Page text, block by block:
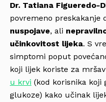
Dr. Tatiana Figueredo-
povremeno preskakanje
nuspojave, ali
učinkovitost lijeka. S
simptomi poput
koji lijek koriste za
u krvi (kod korisnika koji
glukoze) kako učinak